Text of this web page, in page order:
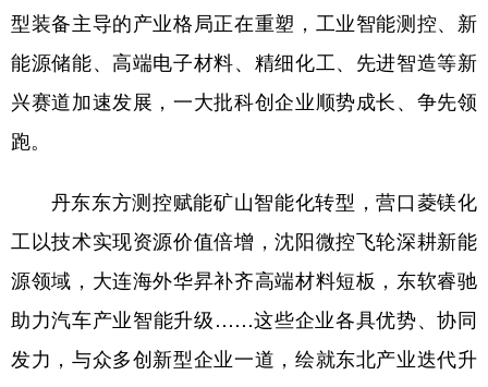
型装备主导的产业格局正在重塑，工业智能测控、新
能源储能、高端电子材料、精细化工、先进智造等新
兴赛道加速发展，一大批科创企业顺势成长、争先领
跑。
丹东东方测控赋能矿山智能化转型，营口菱镁化
工以技术实现资源价值倍增，沈阳微控飞轮深耕新能
源领域，大连海外华昇补齐高端材料短板，东软睿驰
助力汽车产业智能升级……这些企业各具优势、协同
发力，与众多创新型企业一道，绘就东北产业迭代升